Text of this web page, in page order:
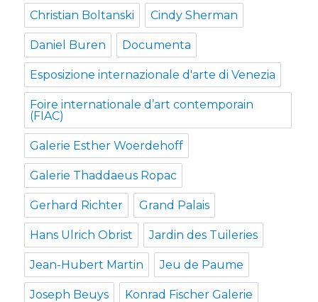
Christian Boltanski Cindy Sherman
Daniel Buren Documenta
Esposizione internazionale d'arte di Venezia
Foire internationale d’art contemporain
(FIAC)
Galerie Esther Woerdehoff
Galerie Thaddaeus Ropac
Gerhard Richter Grand Palais
Hans Ulrich Obrist Jardin des Tuileries
Jean-Hubert Martin Jeu de Paume
Joseph Beuys Konrad Fischer Galerie